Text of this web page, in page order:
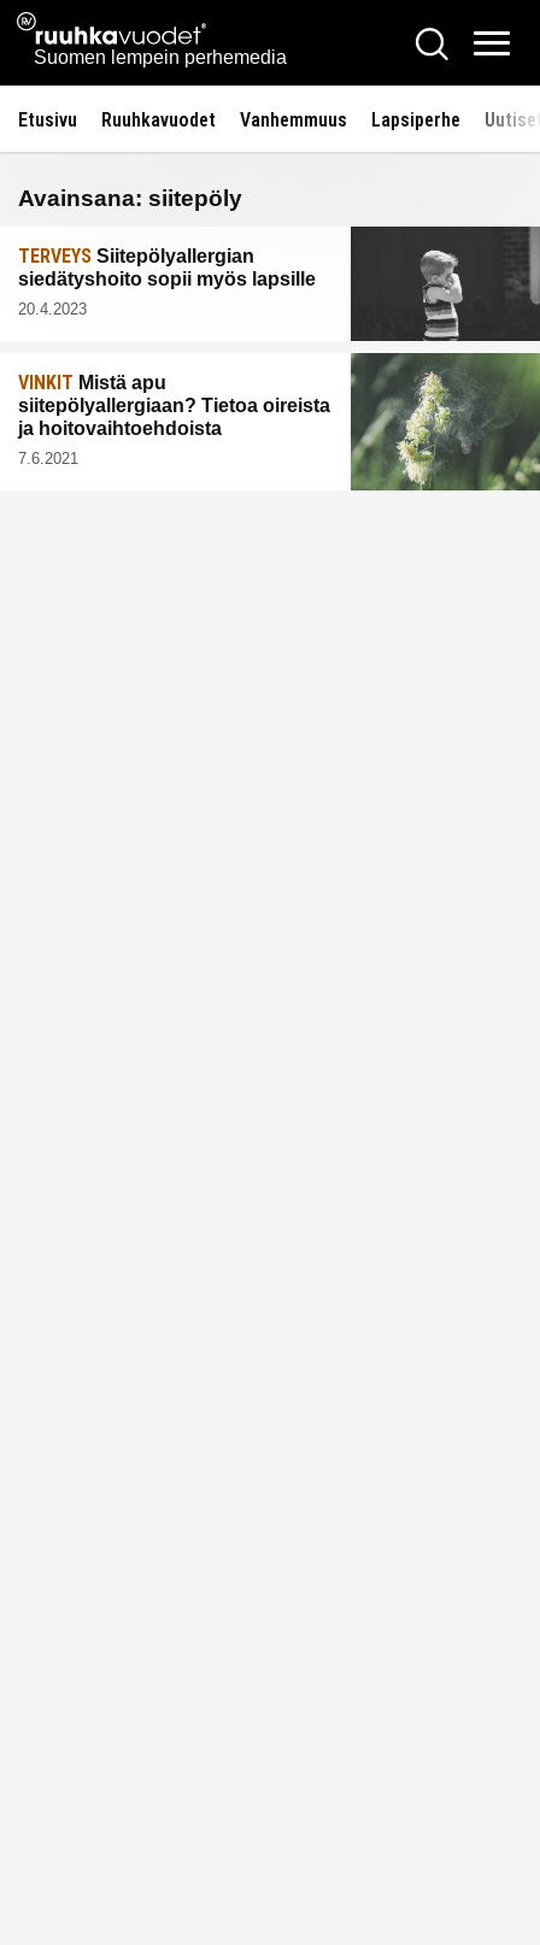
Siirry
sisältöön
Ruuhkavuodet.fi
Suomen lempein perhemedia
Hae
Etusivu Ruuhkavuodet Vanhemmuus Lapsiperhe
Avainsana: siitepöly
TERVEYS Siitepölyallergian
siedätyshoito sopii myös lapsille
20.4.2023
VINKIT Mistä apu
siitepölyallergiaan? Tietoa oireista
ja hoitovaihtoehdoista
7.6.2021